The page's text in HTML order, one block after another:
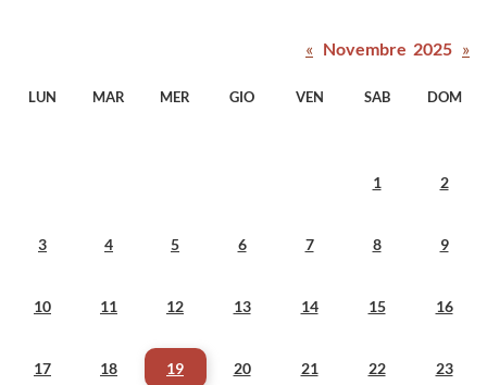
Roma
LUN MAR MER GIO VEN SAB DOM
1 2
3 4 5 6 7 8 9
10 11 12 13 14 15 16
17 18 19 20 21 22 23
« Novembre 2025 »